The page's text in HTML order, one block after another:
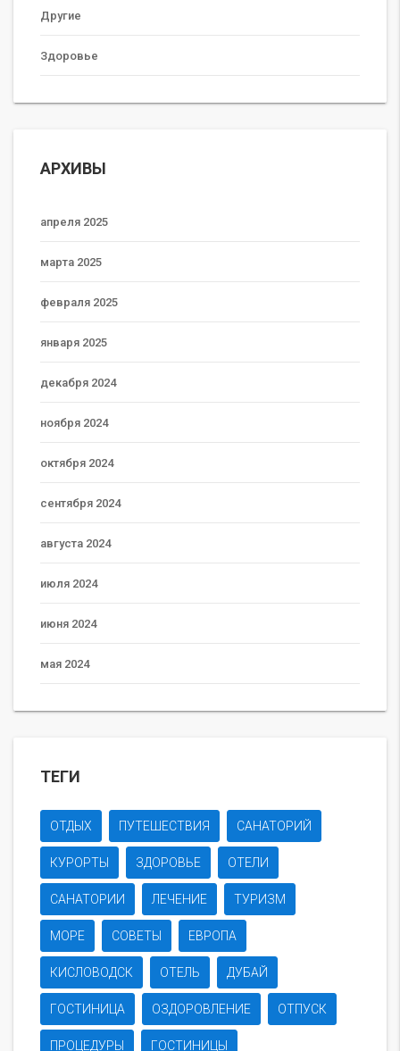
Другие
Здоровье
АРХИВЫ
апреля 2025
марта 2025
февраля 2025
января 2025
декабря 2024
ноября 2024
октября 2024
сентября 2024
августа 2024
июля 2024
июня 2024
мая 2024
ТЕГИ
ОТДЫХ ПУТЕШЕСТВИЯ САНАТОРИЙ
КУРОРТЫ ЗДОРОВЬЕ ОТЕЛИ
САНАТОРИИ ЛЕЧЕНИЕ ТУРИЗМ
МОРЕ СОВЕТЫ ЕВРОПА
КИСЛОВОДСК ОТЕЛЬ ДУБАЙ
ГОСТИНИЦА ОЗДОРОВЛЕНИЕ ОТПУСК
ПРОЦЕДУРЫ ГОСТИНИЦЫ